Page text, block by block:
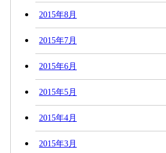
2015年8月
2015年7月
2015年6月
2015年5月
2015年4月
2015年3月